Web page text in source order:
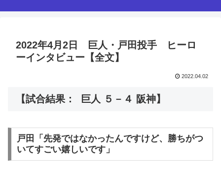
2022年4月2日 巨人・戸田投手 ヒーロ
ーインタビュー【全文】
2022.04.02
【試合結果： 巨人 ５－４ 阪神】
戸田「先発ではなかったんですけど、勝ちがつ
いてすごい嬉しいです」